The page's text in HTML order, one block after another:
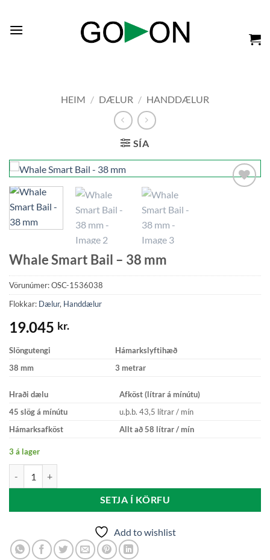
content
HEIM / DÆLUR / HANDDÆLUR
SÍA
Whale Smart Bail – 38 mm
Vörunúmer:OSC-1536038
Flokkar: Dælur, Handdælur
19.045 kr.
Slöngutengi
Hámarkslyftihæð
38 mm
3 metrar
Hraði dælu
Afköst (lítrar á mínútu)
45 slög á mínútu
u.þ.b. 43,5 lítrar / mín
Hámarksafköst
Allt að 58 lítrar / mín
3 á lager
SETJA Í KÖRFU
Add to wishlist